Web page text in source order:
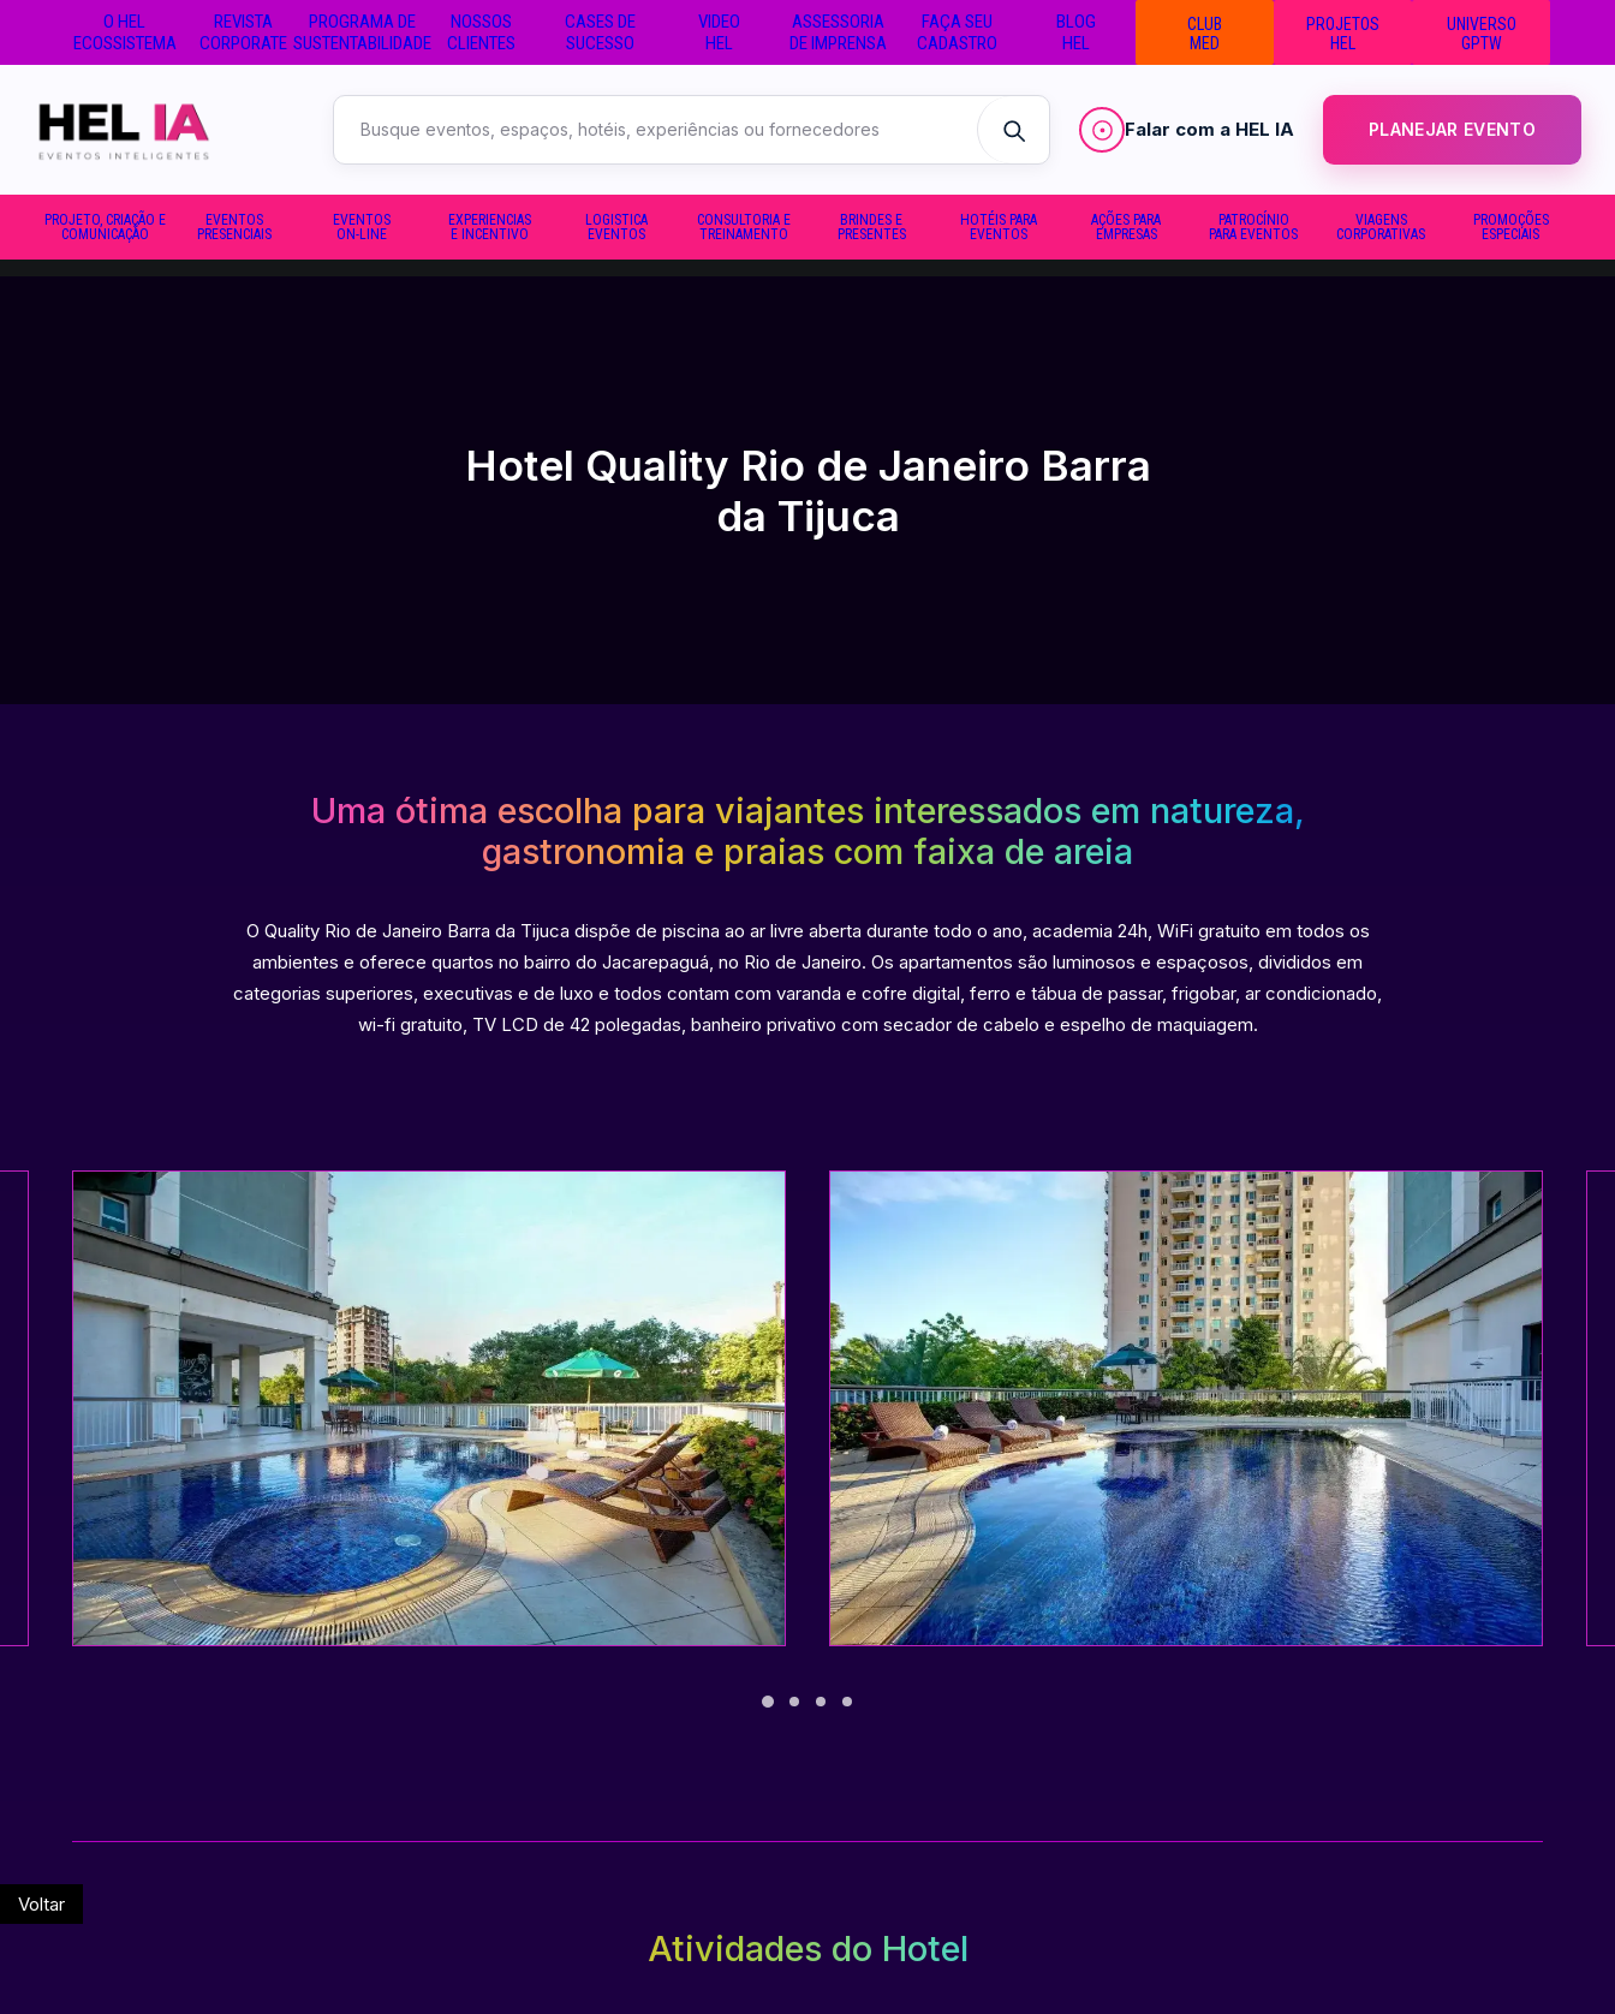
O HEL
ECOSSISTEMA
REVISTA
CORPORATE
PROGRAMA DE
SUSTENTABILIDADE
NOSSOS
CLIENTES
CASES DE
SUCESSO
VIDEO
HEL
ASSESSORIA
DE IMPRENSA
FAÇA SEU
CADASTRO
BLOG
HEL
CLUB
MED
PROJETOS
HEL
UNIVERSO
GPTW
Falar com a HEL IA PLANEJAR EVENTO
PROJETO, CRIAÇÃO E
COMUNICAÇÃO
EVENTOS
PRESENCIAIS
EVENTOS
ON-LINE
EXPERIENCIAS
E INCENTIVO
LOGISTICA
EVENTOS
CONSULTORIA E
TREINAMENTO
BRINDES E
PRESENTES
HOTÉIS PARA
EVENTOS
AÇÕES PARA
EMPRESAS
PATROCÍNIO
PARA EVENTOS
VIAGENS
CORPORATIVAS
PROMOÇÕES
ESPECIAIS
Hotel Quality Rio de Janeiro Barra
da Tijuca
Uma ótima escolha para viajantes interessados ​​em natureza,
gastronomia e praias com faixa de areia
O Quality Rio de Janeiro Barra da Tijuca dispõe de piscina ao ar livre aberta durante todo o ano, academia 24h, WiFi gratuito em todos os
ambientes e oferece quartos no bairro do Jacarepaguá, no Rio de Janeiro. Os apartamentos são luminosos e espaçosos, divididos em
categorias superiores, executivas e de luxo e todos contam com varanda e cofre digital, ferro e tábua de passar, frigobar, ar condicionado,
wi-fi gratuito, TV LCD de 42 polegadas, banheiro privativo com secador de cabelo e espelho de maquiagem.
Atividades do Hotel
Voltar